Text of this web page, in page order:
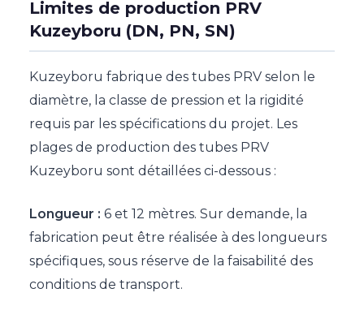
Limites de production PRV
Kuzeyboru (DN, PN, SN)
Kuzeyboru fabrique des tubes PRV selon le
diamètre, la classe de pression et la rigidité
requis par les spécifications du projet. Les
plages de production des tubes PRV
Kuzeyboru sont détaillées ci-dessous :
Longueur : 6 et 12 mètres. Sur demande, la
fabrication peut être réalisée à des longueurs
spécifiques, sous réserve de la faisabilité des
conditions de transport.